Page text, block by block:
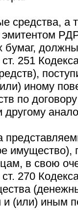
средства, а
251
иному
по
другому
имущество),
в свою
270
и (или) иным